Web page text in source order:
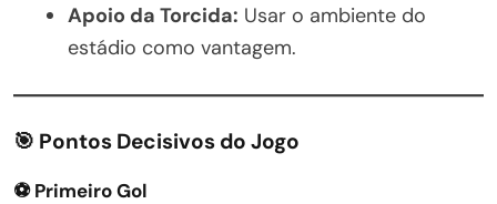
Apoio da Torcida: Usar o ambiente do
estádio como vantagem.
🎯 Pontos Decisivos do Jogo
⚽ Primeiro Gol